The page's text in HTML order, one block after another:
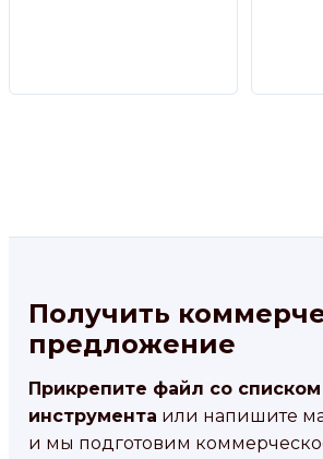
Получить
предложение
Прикрепите файл со
инструмента или напишите
и мы подготовим